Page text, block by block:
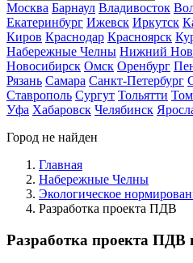
Москва Барнаул Владивосток
Екатеринбург Ижевск Иркутск
Киров Краснодар Красноярск
Набережные Челны Нижний
Новосибирск Омск Оренбург
Рязань Самара Санкт-Петербург
Ставрополь Сургут Тольятти
Уфа Хабаровск Челябинск
Город не найден
Главная
Набережные Челны
Экологическое
Разработка проекта ПДВ
Разработка проекта